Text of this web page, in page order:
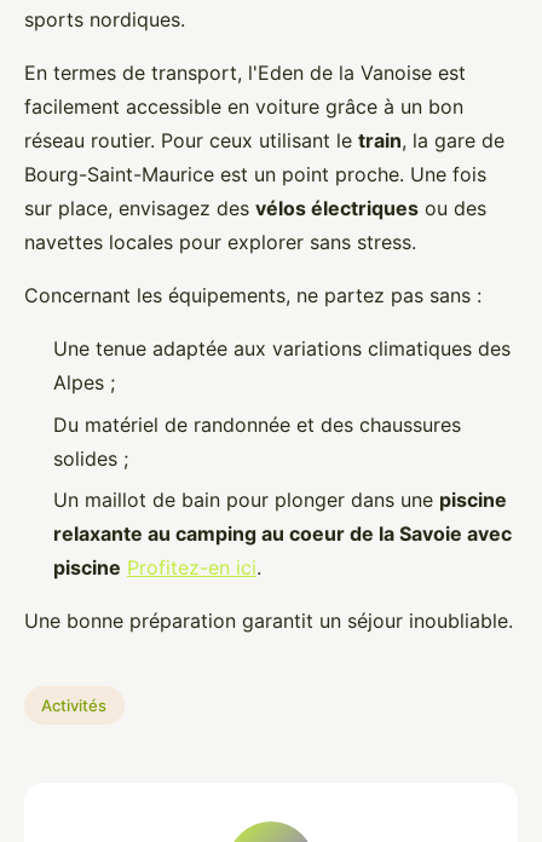
sports nordiques.
En termes de transport, l'Eden de la Vanoise est
facilement accessible en voiture grâce à un bon
réseau routier. Pour ceux utilisant le train, la gare de
Bourg-Saint-Maurice est un point proche. Une fois
sur place, envisagez des vélos électriques ou des
navettes locales pour explorer sans stress.
Concernant les équipements, ne partez pas sans :
Une tenue adaptée aux variations climatiques des
Alpes ;
Du matériel de randonnée et des chaussures
solides ;
Un maillot de bain pour plonger dans une piscine
relaxante au camping au coeur de la Savoie avec
piscine Profitez-en ici.
Une bonne préparation garantit un séjour inoubliable.
Activités